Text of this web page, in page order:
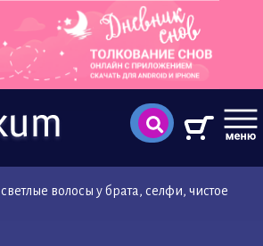
светлые волосы у брата, селфи, чистое